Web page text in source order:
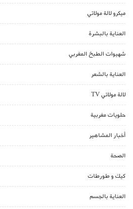
ميكرو لالة مولاتي
العناية بالبشرة
شهيوات الطبخ المغربي
العناية بالشعر
لالة مولاتي TV
حلويات مغربية
أخبار المشاهير
الصحة
كيك و طورطات
العناية بالجسم